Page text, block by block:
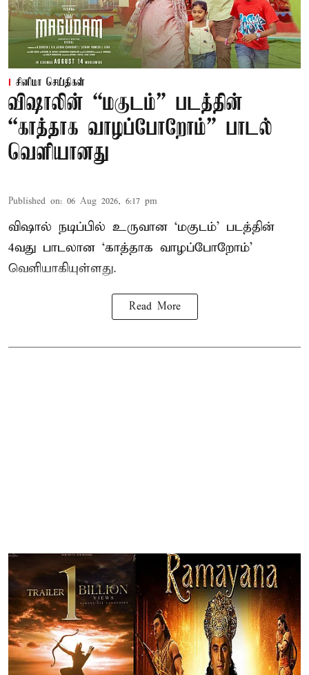
சினிமா செய்திகள்
விஷாலின் “மகுடம்” படத்தின்
“காத்தாக வாழப்போறோம்” பாடல்
வெளியானது
Published on: 06 Aug 2026, 6:17 pm
விஷால் நடிப்பில் உருவான ‘மகுடம்’ படத்தின்
4வது பாடலான ‘காத்தாக வாழப்போறோம்’
வெளியாகியுள்ளது.
Read More